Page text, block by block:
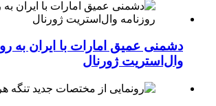
دشمنی عمیق امارات با ایران به
وال‌استریت ژورنال